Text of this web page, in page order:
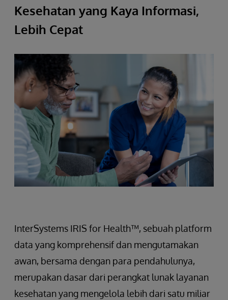
Kesehatan yang Kaya Informasi,
Lebih Cepat
InterSystems IRIS for Health™, sebuah platform
data yang komprehensif dan mengutamakan
awan, bersama dengan para pendahulunya,
merupakan dasar dari perangkat lunak layanan
kesehatan yang mengelola lebih dari satu miliar